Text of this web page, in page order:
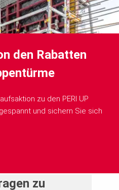
den Rabatten
zu den PERI UP
und sichern Sie sich
zu